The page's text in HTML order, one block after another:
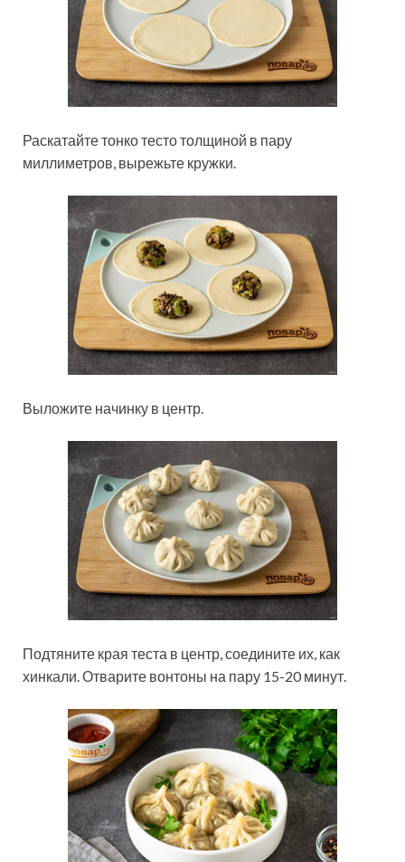
Раскатайте тонко тесто толщиной в пару
миллиметров, вырежьте кружки.
Выложите начинку в центр.
Подтяните края теста в центр, соедините их, как
хинкали. Отварите вонтоны на пару 15-20 минут.